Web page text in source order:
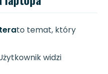
to temat, który
widzi